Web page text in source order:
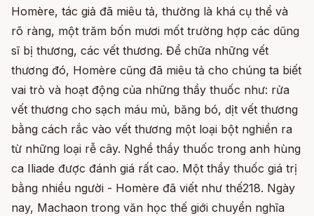
Homère, tác giả đã miêu tả, thường là khá cụ thể và
rõ ràng, một trăm bốn mươi mốt trường hợp các dũng
sĩ bị thương, các vết thương. Để chữa những vết
thương đó, Homère cũng đã miêu tả cho chúng ta biết
vai trò và hoạt động của những thầy thuốc như: rửa
vết thương cho sạch máu mủ, băng bó, dịt vết thương
bằng cách rắc vào vết thương một loại bột nghiền ra
từ những loại rễ cây. Nghề thầy thuốc trong anh hùng
ca Iliade được đánh giá rất cao. Một thầy thuốc giá trị
bằng nhiều người - Homère đã viết như thế218. Ngày
nay, Machaon trong văn học thế giới chuyển nghĩa